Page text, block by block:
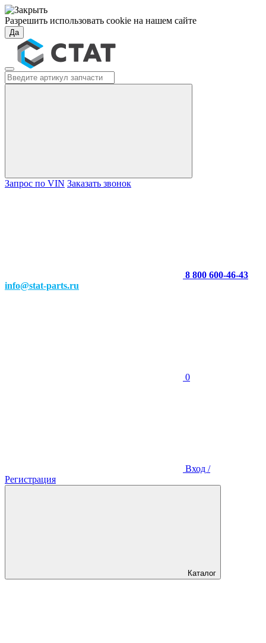
Разрешить использовать cookie на нашем сайте
Да
Запрос по VIN Заказать звонок
8 800 600-46-43
info@stat-parts.ru
0
Вход /
Регистрация
Каталог